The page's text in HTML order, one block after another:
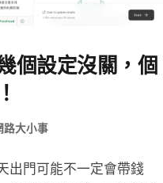
個設定沒關，個
路大小事
出門可能不一定會帶錢